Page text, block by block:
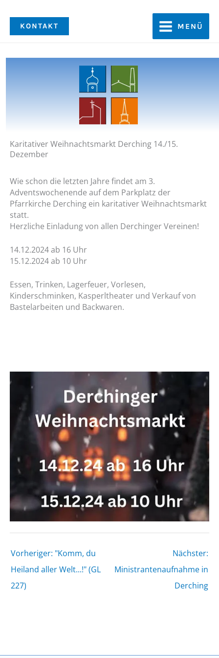
Inhalt
springenKONTAKT MENÜ
Karitativer Weihnachtsmarkt Derching 14./15.
Dezember
Wie schon die letzten Jahre findet am 3.
Adventswochenende auf dem Parkplatz der
Pfarrkirche Derching ein karitativer Weihnachtsmarkt
statt.
Herzliche Einladung von allen Derchinger Vereinen!
14.12.2024 ab 16 Uhr
15.12.2024 ab 10 Uhr
Essen, Trinken, Lagerfeuer, Vorlesen,
Kinderschminken, Kasperltheater und Verkauf von
Bastelarbeiten und Backwaren.
Vorheriger: "Komm, du
Heiland aller Welt...!" (GL
227)
Nächster:
Ministrantenaufnahme in
Derching